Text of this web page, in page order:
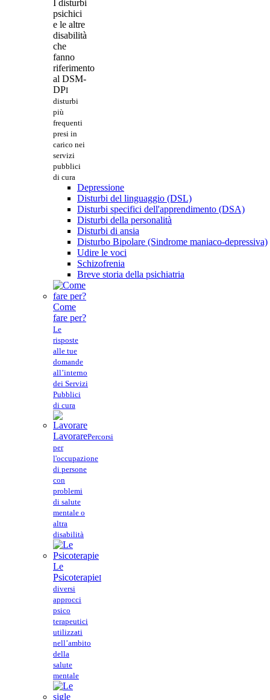
I disturbi
psichici
e le altre
disabilità
che
fanno
riferimento
al DSM-
DPI
disturbi
più
frequenti
presi in
carico nei
servizi
pubblici
di cura
Depressione
Disturbi del linguaggio (DSL)
Disturbi specifici dell'apprendimento (DSA)
Disturbi della personalità
Disturbi di ansia
Disturbo Bipolare (Sindrome maniaco-depressiva)
Udire le voci
Schizofrenia
Breve storia della psichiatria
Come
fare per?
Le
risposte
alle tue
domande
all’interno
dei Servizi
Pubblici
di cura
LavorarePercorsi
per
l'occupazione
di persone
con
problemi
di salute
mentale o
altra
disabilità
Le
PsicoterapieI
diversi
approcci
psico
terapeutici
utilizzati
nell’ambito
della
salute
mentale